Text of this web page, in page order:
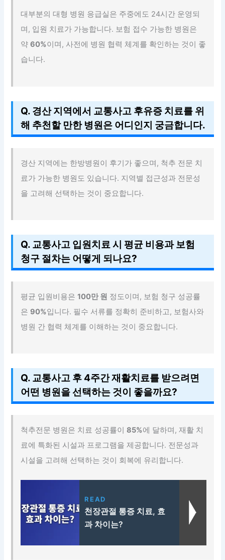
대부분의 대형 병원 응급실은 주중에도 24시간 운영되
며, 입원 치료가 가능합니다. 보험 접수 가능한 병원은
약60%이며, 사전에 병원 협력 체계를 확인하는 것이 좋
습니다.
Q. 경산 지역에서 교통사고 후유증 치료를 위
해 추천할 만한 병원은 어디인지 궁금합니다.
경산 지역에는 한방병원이 후기가 좋으며, 척추 전문 치
료가 가능한 병원도 있습니다. 지역별 접근성과 전문성
을 고려해 선택하는 것이 중요합니다.
Q. 교통사고 입원치료 시 평균 비용과 보험
청구 절차는 어떻게 되나요?
평균 입원비용은100만 원 정도이며, 보험 청구 성공률
은 90%입니다. 필수 서류를 정확히 준비하고, 보험사와
병원 간 협력 체계를 이해하는 것이 중요합니다.
Q. 교통사고 후 4주간 재활치료를 받으려면
어떤 병원을 선택하는 것이 좋을까요?
척추전문 병원은 치료 성공률이85%에 달하며, 재활 치
료에 특화된 시설과 프로그램을 제공합니다. 전문성과
시설을 고려해 선택하는 것이 회복에 유리합니다.
READ
천장관절 통증 치료, 효
과 차이는?